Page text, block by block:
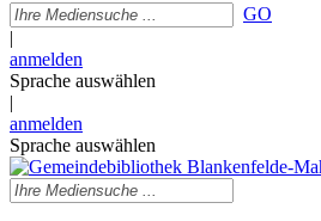
GO
|
anmelden
Sprache auswählen
|
anmelden
Sprache auswählen